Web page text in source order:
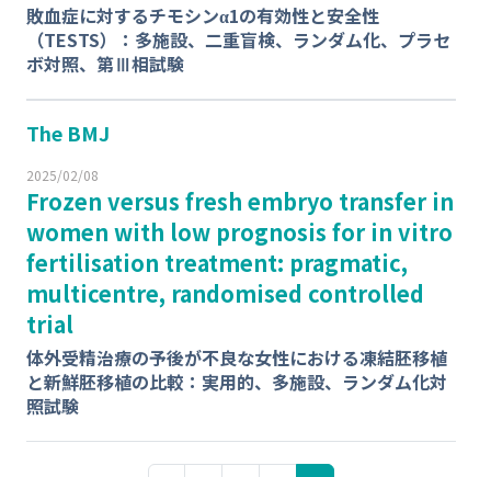
敗血症に対するチモシンα1の有効性と安全性
（TESTS）：多施設、二重盲検、ランダム化、プラセ
ボ対照、第Ⅲ相試験
The BMJ
2025/02/08
Frozen versus fresh embryo transfer in
women with low prognosis for in vitro
fertilisation treatment: pragmatic,
multicentre, randomised controlled
trial
体外受精治療の予後が不良な女性における凍結胚移植
と新鮮胚移植の比較：実用的、多施設、ランダム化対
照試験